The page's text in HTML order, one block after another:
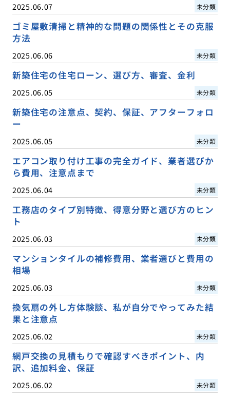
2025.06.07 未分類
ゴミ屋敷清掃と精神的な問題の関係性とその克服
方法
2025.06.06 未分類
新築住宅の住宅ローン、選び方、審査、金利
2025.06.05 未分類
新築住宅の注意点、契約、保証、アフターフォロ
ー
2025.06.05 未分類
エアコン取り付け工事の完全ガイド、業者選びか
ら費用、注意点まで
2025.06.04 未分類
工務店のタイプ別特徴、得意分野と選び方のヒン
ト
2025.06.03 未分類
マンションタイルの補修費用、業者選びと費用の
相場
2025.06.03 未分類
換気扇の外し方体験談、私が自分でやってみた結
果と注意点
2025.06.02 未分類
網戸交換の見積もりで確認すべきポイント、内
訳、追加料金、保証
2025.06.02 未分類